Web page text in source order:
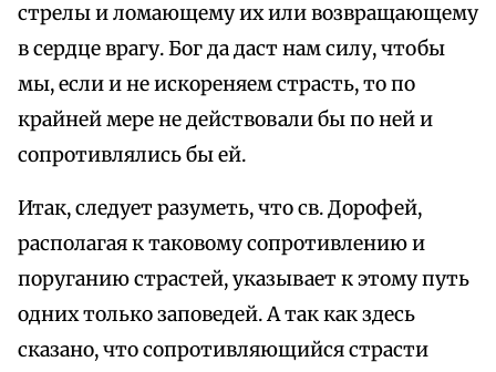
стрелы и ломающему их или возвращающему
в сердце врагу. Бог да даст нам силу, чтобы
мы, если и не искореняем страсть, то по
крайней мере не действовали бы по ней и
сопротивлялись бы ей.
Итак, следует разуметь, что св. Дорофей,
располагая к таковому сопротивлению и
поруганию страстей, указывает к этому путь
одних только заповедей. А так как здесь
сказано, что сопротивляющийся страсти